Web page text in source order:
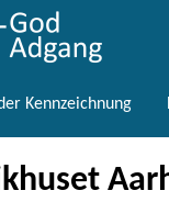
Kennzeichnung